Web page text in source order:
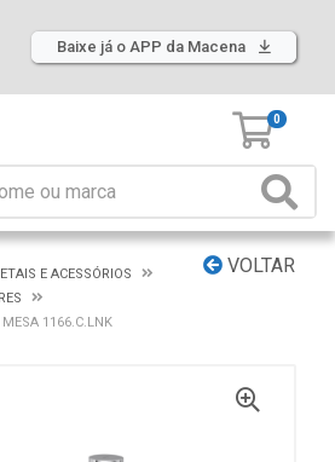
Baixe já o APP da Macena
0
VOLTAR
E ACESSÓRIOS
1166.C.LNK